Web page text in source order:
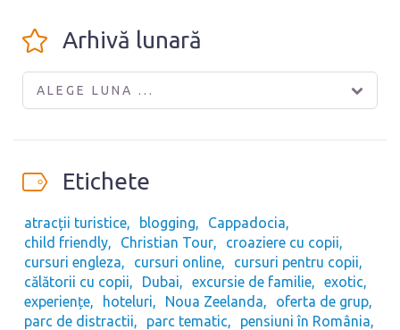
Arhivă lunară
ALEGE LUNA ...
Etichete
atracții turistice blogging
Cappadocia
child friendly
Christian Tour
croaziere cu copii
cursuri engleza
cursuri online
cursuri pentru copii
călătorii cu copii
Dubai excursie de familie
exotic
experiențe
hoteluri Noua Zeelanda
oferta de grup
parc de distractii
parc tematic
pensiuni în România